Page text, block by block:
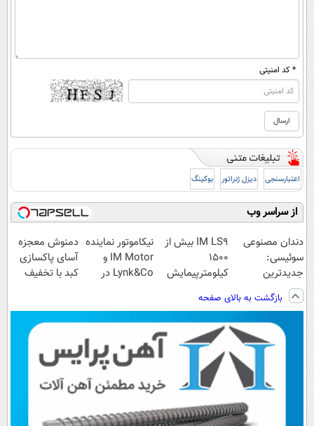
* کد امنیتی
اعتبارسنجی دیزل ژنراتور بوکینگ
از سراسر وب
دندان مصنوعی
سوئیسی:
جدیدترین
فناوری اروپا،
سبک و مقاوم |
پرداخت قسطی
IM LS9 بیش از
1500
کیلومترپیمایش
نیکاموتور نماینده
IM Motor و
Lynk&Co در
دمنوش معجزه
آسای پاکسازی
کبد با تخفیف
بازگشت به بالای صفحه